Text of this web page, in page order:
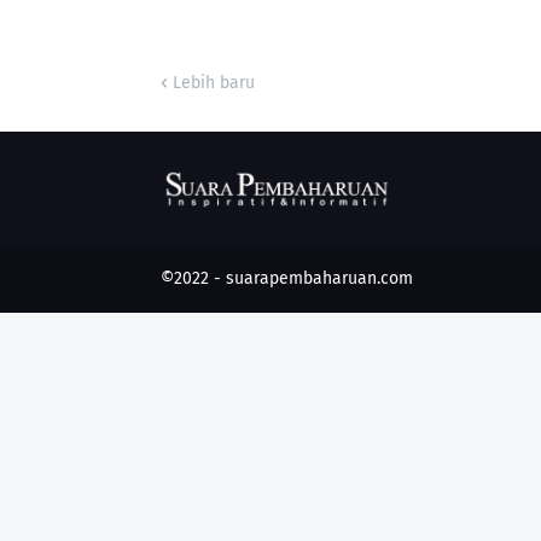
Lebih baru
©2022 - suarapembaharuan.com